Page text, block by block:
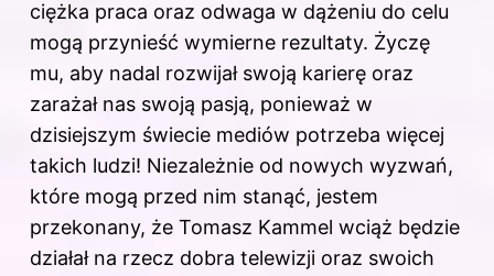
ciężka praca oraz odwaga w dążeniu do celu
mogą przynieść wymierne rezultaty. Życzę
mu, aby nadal rozwijał swoją karierę oraz
zarażał nas swoją pasją, ponieważ w
dzisiejszym świecie mediów potrzeba więcej
takich ludzi! Niezależnie od nowych wyzwań,
które mogą przed nim stanąć, jestem
przekonany, że Tomasz Kammel wciąż będzie
działał na rzecz dobra telewizji oraz swoich